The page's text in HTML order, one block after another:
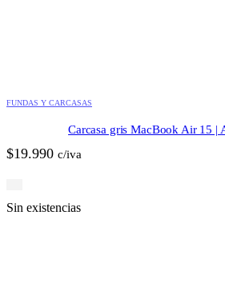
FUNDAS Y CARCASAS
Carcasa gris MacBook Air 15 |
$19.990 c/iva
Sin existencias